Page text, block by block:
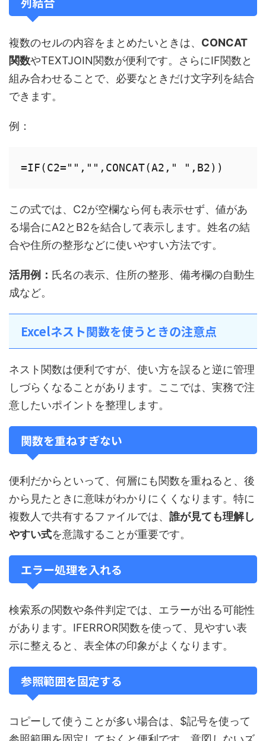
複数のセルの内容をまとめたいときは、 CONCAT
関数やTEXTJOIN関数が便利です。さらにIF関数と
組み合わせることで、必要なときだけ文字列を結合
できます。
例：
この式では、C2が空欄なら何も表示せず、値があ
る場合にA2とB2を結合して表示します。姓名の結
合や住所の整形などに使いやすい方法です。
活用例： 氏名の表示、住所の整形、備考欄の自動生
成など。
Excelネスト関数を使うときの注意点
ネスト関数は便利ですが、使い方を誤ると逆に管理
しづらくなることがあります。ここでは、実務で注
意したいポイントを整理します。
関数を重ねすぎない
便利だからといって、何層にも関数を重ねると、後
から見たときに意味がわかりにくくなります。特に
複数人で共有するファイルでは、 誰が見ても理解し
やすい式を意識することが重要です。
エラー処理を入れる
検索系の関数や条件判定では、エラーが出る可能性
があります。IFERROR関数を使って、見やすい表
示に整えると、表全体の印象がよくなります。
参照範囲を固定する
コピーして使うことが多い場合は、$記号を使って